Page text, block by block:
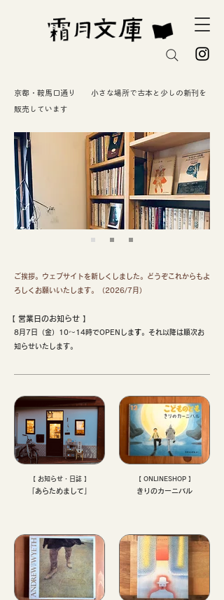
京都・鞍馬口通り 小さな場所で古本と少しの新刊を
販売しています
ご挨拶。ウェブサイトを新しくしました。どうぞこれからもよ
ろしくお願いいたします。（2026/7月）
【 ​営業日のお知らせ 】
8月7日（金）10〜14時でOPENします。それ以降は順次お
知らせいたします。
【 お知らせ・日誌 】
「あらためまして」
【 ONLINESHOP 】
きりのカーニバル